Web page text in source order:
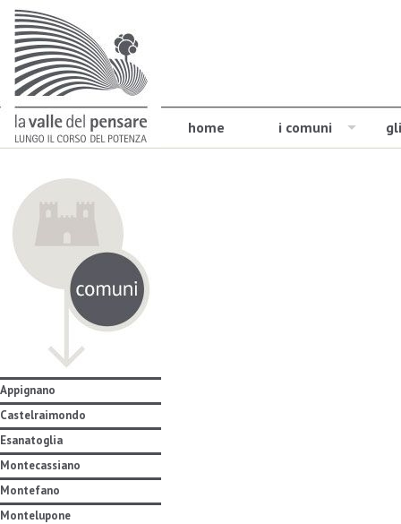
home i comuni
Appignano
Castelraimondo
Esanatoglia
Montecassiano
Montefano
Montelupone